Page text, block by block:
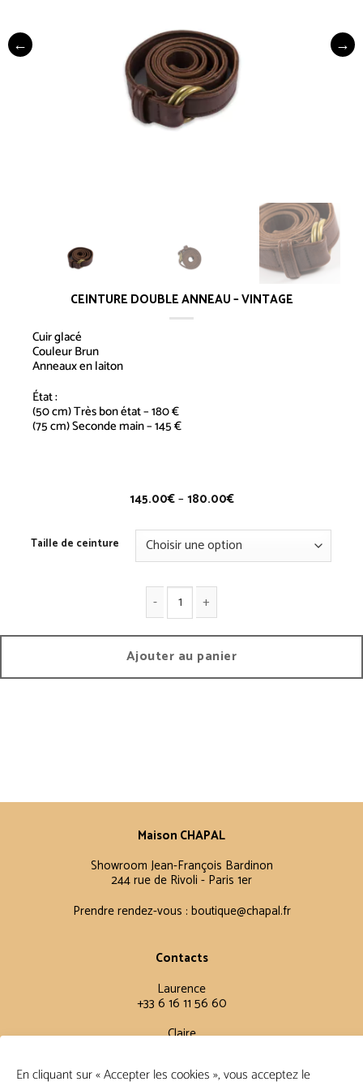
En cliquant sur « Accepter les cookies », vous acceptez le
CEINTURE DOUBLE ANNEAU – VINTAGE
Cuir glacé
Couleur Brun
Anneaux en laiton
État :
(50 cm) Très bon état – 180 €
(75 cm) Seconde main – 145 €
145.00€– 180.00€
Taille de ceinture
Ajouter au panier
Maison CHAPAL
Showroom Jean-François Bardinon
244 rue de Rivoli - Paris 1er
Prendre rendez-vous : boutique@chapal.fr
Contacts
Laurence
+33 6 16 11 56 60
Claire